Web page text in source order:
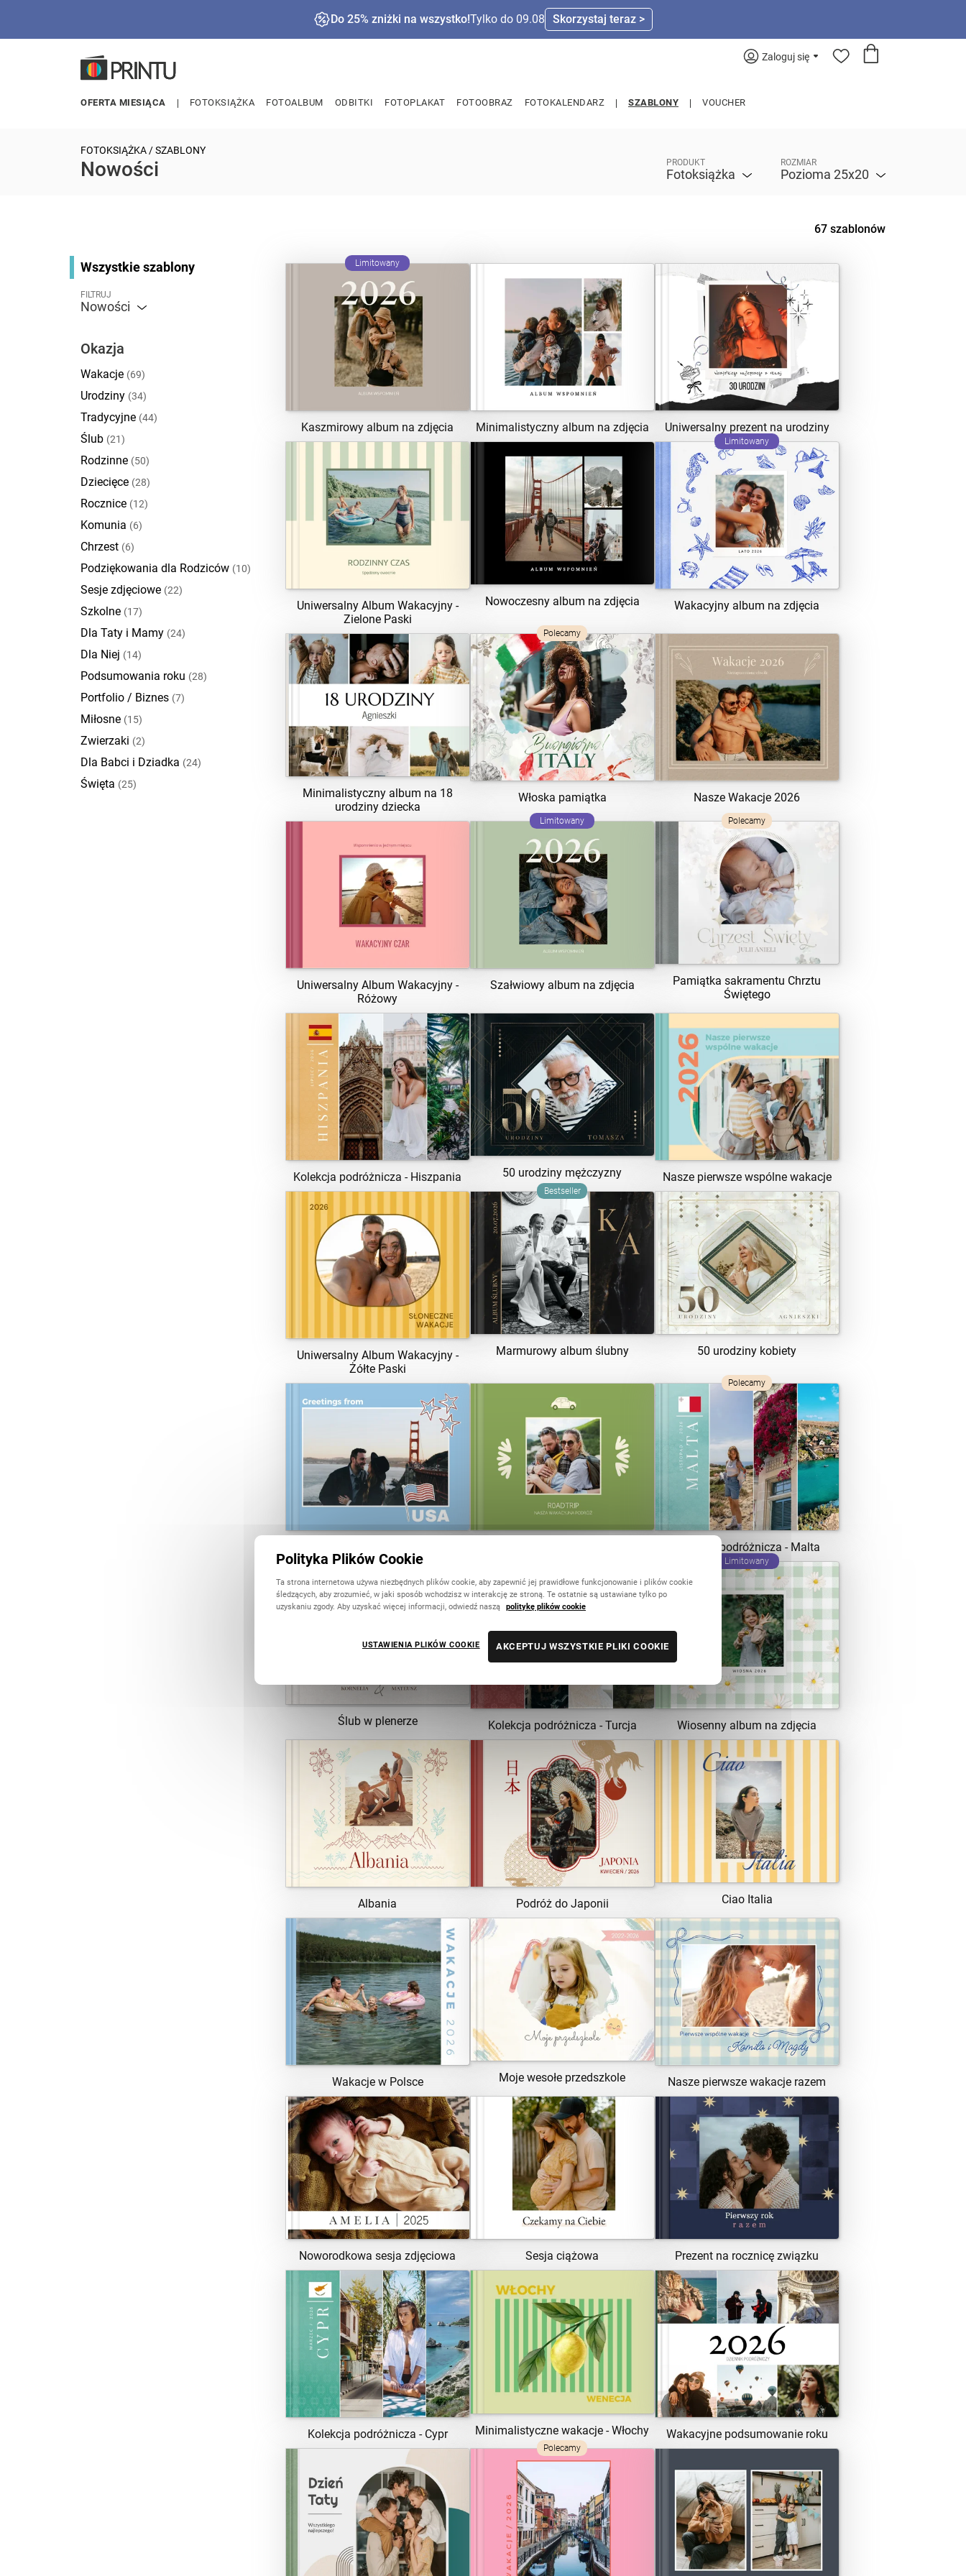
Do 25% zniżki na wszystko!Tylko do 09.08 Skorzystaj teraz >
Zaloguj się
OFERTA MIESIĄCA FOTOKSIĄŻKA FOTOALBUM ODBITKI FOTOPLAKAT FOTOOBRAZ FOTOKALENDARZ SZABLONY VOUCHER
FOTOKSIĄŻKA / SZABLONY
Nowości PRODUKT
Fotoksiążka
ROZMIAR
Pozioma 25x20
Wszystkie szablony
FILTRUJ
Nowości
Okazja
Wakacje (69)
Urodziny (34)
Tradycyjne (44)
Ślub (21)
Rodzinne (50)
Dziecięce (28)
Rocznice (12)
Komunia (6)
Chrzest (6)
Podziękowania dla Rodziców (10)
Sesje zdjęciowe (22)
Szkolne (17)
Dla Taty i Mamy (24)
Dla Niej (14)
Podsumowania roku (28)
Portfolio / Biznes (7)
Miłosne (15)
Zwierzaki (2)
Dla Babci i Dziadka (24)
Święta (25)
67 szablonów
Limitowany
Kaszmirowy album na zdjęcia
ZOBACZ SZABLON
Minimalistyczny album na zdjęcia
ZOBACZ SZABLON
Uniwersalny prezent na urodziny
ZOBACZ SZABLON
Uniwersalny Album Wakacyjny -
Zielone Paski
ZOBACZ SZABLON
Nowoczesny album na zdjęcia
ZOBACZ SZABLON
Limitowany
Wakacyjny album na zdjęcia
ZOBACZ SZABLON
Minimalistyczny album na 18
urodziny dziecka
ZOBACZ SZABLON
Polecamy
Włoska pamiątka
ZOBACZ SZABLON
Nasze Wakacje 2026
ZOBACZ SZABLON
Uniwersalny Album Wakacyjny -
Różowy
ZOBACZ SZABLON
Limitowany
Szałwiowy album na zdjęcia
ZOBACZ SZABLON
Polecamy
Pamiątka sakramentu Chrztu
Świętego
ZOBACZ SZABLON
Kolekcja podróżnicza - Hiszpania
ZOBACZ SZABLON
50 urodziny mężczyzny
ZOBACZ SZABLON
Nasze pierwsze wspólne wakacje
ZOBACZ SZABLON
Uniwersalny Album Wakacyjny -
Żółte Paski
ZOBACZ SZABLON
Bestseller
Marmurowy album ślubny
ZOBACZ SZABLON
50 urodziny kobiety
ZOBACZ SZABLON
ZOBACZ SZABLON ZOBACZ SZABLON
Polecamy
Kolekcja podróżnicza - Malta
ZOBACZ SZABLON
Ślub w plenerze
ZOBACZ SZABLON
Kolekcja podróżnicza - Turcja
ZOBACZ SZABLON
Limitowany
Wiosenny album na zdjęcia
ZOBACZ SZABLON
Albania
ZOBACZ SZABLON
Podróż do Japonii
ZOBACZ SZABLON
Ciao Italia
ZOBACZ SZABLON
Wakacje w Polsce
ZOBACZ SZABLON
Moje wesołe przedszkole
ZOBACZ SZABLON
Nasze pierwsze wakacje razem
ZOBACZ SZABLON
Noworodkowa sesja zdjęciowa
ZOBACZ SZABLON
Sesja ciążowa
ZOBACZ SZABLON
Prezent na rocznicę związku
ZOBACZ SZABLON
Kolekcja podróżnicza - Cypr
ZOBACZ SZABLON
Minimalistyczne wakacje - Włochy
ZOBACZ SZABLON
Wakacyjne podsumowanie roku
ZOBACZ SZABLON
ZOBACZ SZABLON
Polecamy
ZOBACZ SZABLON ZOBACZ SZABLON
Polityka Plików Cookie
Ta strona internetowa używa niezbędnych plików cookie, aby zapewnić jej prawidłowe funkcjonowanie i plików cookie
śledzących, aby zrozumieć, w jaki sposób wchodzisz w interakcję ze stroną. Te ostatnie są ustawiane tylko po
uzyskaniu zgody. Aby uzyskać więcej informacji, odwiedź naszą politykę plików cookie
USTAWIENIA PLIKÓW COOKIE AKCEPTUJ WSZYSTKIE PLIKI COOKIE